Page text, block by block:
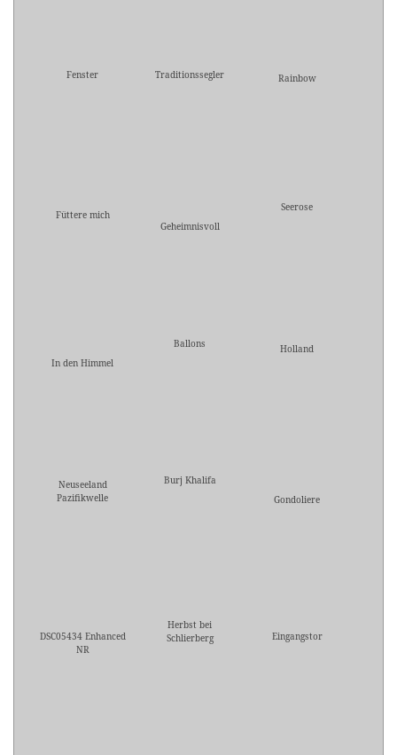
Fenster Traditionssegler Rainbow
Füttere mich
Geheimnisvoll
Seerose
In den Himmel
Ballons Holland
Neuseeland
Pazifikwelle
Burj Khalifa
Gondoliere
DSC05434 Enhanced
NR
Herbst bei
Schlierberg
Eingangstor